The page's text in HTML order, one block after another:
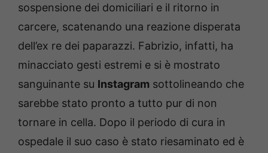
sospensione dei domiciliari e il ritorno in
carcere, scatenando una reazione disperata
dell’ex re dei paparazzi. Fabrizio, infatti, ha
minacciato gesti estremi e si è mostrato
sanguinante su Instagram sottolineando che
sarebbe stato pronto a tutto pur di non
tornare in cella. Dopo il periodo di cura in
ospedale il suo caso è stato riesaminato ed è